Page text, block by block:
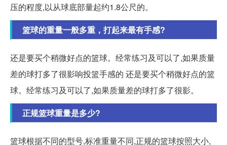
压的程度,以从球底部量起约1.8公尺的。
篮球的重量一般多重，打起来最有手感?
还是要买个稍微好点的篮球。经常练习及可以了,如果质量
差的球打多了很影响投篮手感的 还是要买个稍微好点的篮
球。经常练习及可以了,如果质量差的球打多了很影。
正规篮球重量是多少?
篮球根据不同的型号,标准重量不同,正规的篮球按照大小,